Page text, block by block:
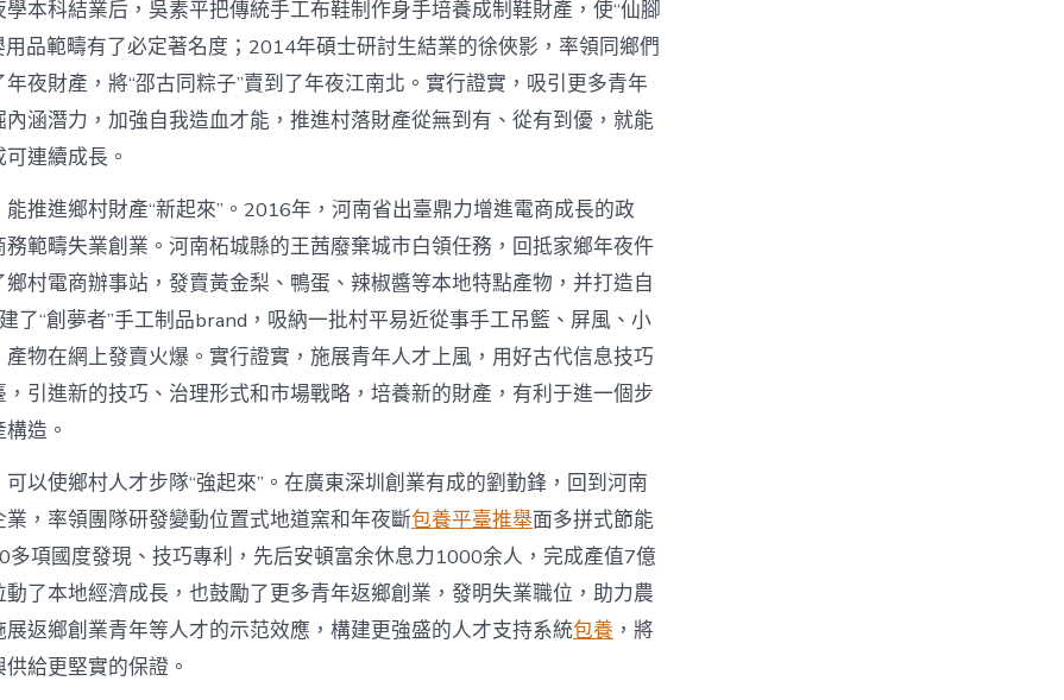
國
網〉
中
本科結業后，吳素平把傳統手工布鞋制作身手培養成制鞋財產，使“仙腳
用品範疇有了必定著名度；2014年碩士研討生結業的徐俠影，率領同鄉們
夜財產，將“邵古同粽子”賣到了年夜江南北。實行證實，吸引更多青年
內涵潛力，加強自我造血才能，推進村落財產從無到有、從有到優，就能
連續成長。
推進鄉村財產“新起來”。2016年，河南省出臺鼎力增進電商成長的政
務範疇失業創業。河南柘城縣的王茜廢棄城市白領任務，回抵家鄉年夜仵
村電商辦事站，發賣黃金梨、鴨蛋、辣椒醬等本地特點產物，并打造自
了“創夢者”手工制品brand，吸納一批村平易近從事手工吊籃、屏風、小
物在網上發賣火爆。實行證實，施展青年人才上風，用好古代信息技巧
引進新的技巧、治理形式和市場戰略，培養新的財產，有利于進一個步
造。
以使鄉村人才步隊“強起來”。在廣東深圳創業有成的劉勤鋒，回到河南
，率領團隊研發變動位置式地道窯和年夜斷包養平臺推舉面多拼式節能
多項國度發現、技巧專利，先后安頓富余休息力1000余人，完成產值7億
動了本地經濟成長，也鼓勵了更多青年返鄉創業，發明失業職位，助力農
展返鄉創業青年等人才的示范效應，構建更強盛的人才支持系統包養 ，將
給更堅實的保證。